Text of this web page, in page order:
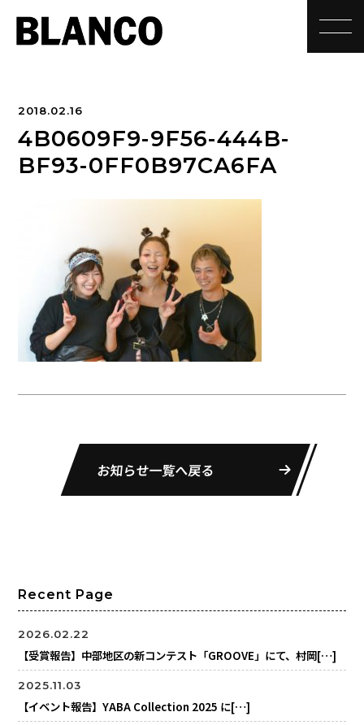
2018.02.16
4B0609F9-9F56-444B-
BF93-0FF0B97CA6FA
お知らせ一覧へ戻る
Recent Page
2026.02.22
【受賞報告】中部地区の新コンテスト「GROOVE」にて、村岡[…]
2025.11.03
【イベント報告】YABA Collection 2025 に[…]